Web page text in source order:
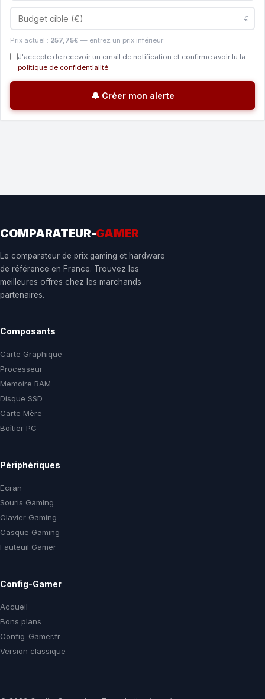
€
Prix actuel : 257,75€ — entrez un prix inférieur
J'accepte de recevoir un email de notification et confirme avoir lu la
politique de confidentialité.
🔔 Créer mon alerte
COMPARATEUR-GAMER
Le comparateur de prix gaming et hardware
de référence en France. Trouvez les
meilleures offres chez les marchands
partenaires.
Composants
Carte Graphique
Processeur
Memoire RAM
Disque SSD
Carte Mère
Boîtier PC
Périphériques
Ecran
Souris Gaming
Clavier Gaming
Casque Gaming
Fauteuil Gamer
Config-Gamer
Accueil
Bons plans
Config-Gamer.fr
Version classique